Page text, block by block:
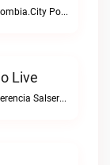
Música japonesa antigua en Colombia.City Pop Radio Colombia live
Live
L a Emisora Virtual de la SalsaHerencia Salsera Radio live